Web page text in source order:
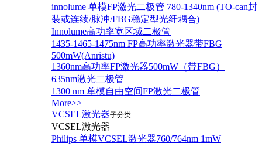
innolume 单模FP激光二极管 780-1340nm (TO-can封
装或连续/脉冲/FBG稳定型光纤耦合)
Innolume高功率宽区域二极管
1435-1465-1475nm FP高功率激光器带FBG
500mW(Anristu)
1360nm高功率FP激光器500mW（带FBG）
635nm激光二极管
1300 nm 单模自由空间FP激光二极管
More>>
VCSEL激光器子分类
VCSEL激光器
Philips 单模VCSEL激光器760/764nm 1mW